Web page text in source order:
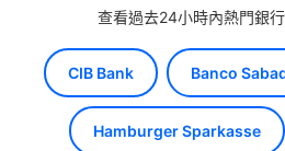
查看過去24小時內熱門銀
CIB Bank Banco
Hamburger Sparkasse